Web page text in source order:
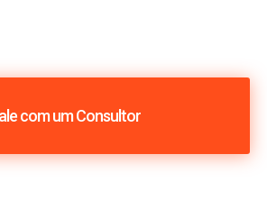
com um Consultor